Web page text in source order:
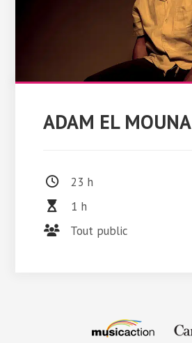
ADAM EL MOUNA
23 h
1 h
Tout public